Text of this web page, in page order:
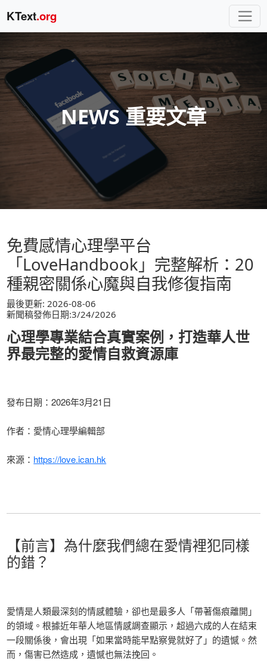
KText.org
NEWS 重要文章
免費感情心理學平台
「LoveHandbook」完整解析：20
種親密關係心魔與自我修復指南
最後更新: 2026-08-06
新聞稿發佈日期:3/24/2026
心理學專業結合真實案例，打造華人世
界最完整的愛情自救資源庫
發布日期：2026年3月21日
作者：愛情心理學編輯部
來源： https://love.ican.hk
【前言】為什麼我們總在愛情裡犯同樣
的錯？
愛情是人類最深刻的情感體驗，卻也是最多人「帶著傷痕離開」
的領域。根據近年華人地區情感調查顯示，超過六成的人在結束
一段關係後，會出現「如果當時能早點察覺就好了」的遺憾。然
而，傷害已然造成，遺憾也無法挽回。